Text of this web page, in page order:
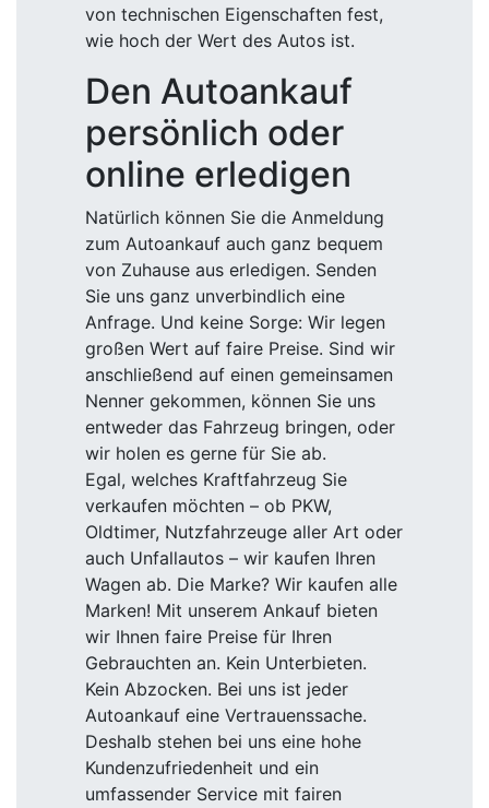
von technischen Eigenschaften fest,
wie hoch der Wert des Autos ist.
Den Autoankauf
persönlich oder
online erledigen
Natürlich können Sie die Anmeldung
zum Autoankauf auch ganz bequem
von Zuhause aus erledigen. Senden
Sie uns ganz unverbindlich eine
Anfrage. Und keine Sorge: Wir legen
großen Wert auf faire Preise. Sind wir
anschließend auf einen gemeinsamen
Nenner gekommen, können Sie uns
entweder das Fahrzeug bringen, oder
wir holen es gerne für Sie ab.
Egal, welches Kraftfahrzeug Sie
verkaufen möchten – ob PKW,
Oldtimer, Nutzfahrzeuge aller Art oder
auch Unfallautos – wir kaufen Ihren
Wagen ab. Die Marke? Wir kaufen alle
Marken! Mit unserem Ankauf bieten
wir Ihnen faire Preise für Ihren
Gebrauchten an. Kein Unterbieten.
Kein Abzocken. Bei uns ist jeder
Autoankauf eine Vertrauenssache.
Deshalb stehen bei uns eine hohe
Kundenzufriedenheit und ein
umfassender Service mit fairen